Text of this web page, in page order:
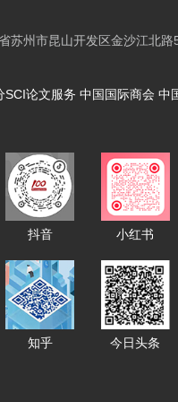
苏州市昆山开发区金沙江北路
SCI论文服务 中国国际商会 中
抖音 小红书
知乎 今日头条